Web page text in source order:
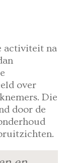
activiteit na
over
Die
door de